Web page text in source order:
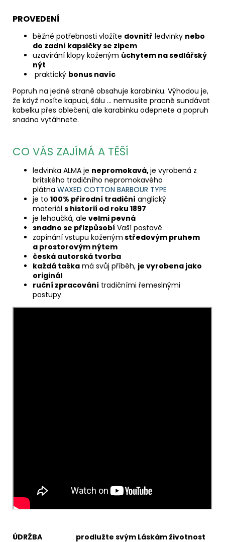
PROVEDENÍ
běžné potřebnosti vložíte dovnitř ledvinky nebo
do zadní kapsičky se zipem
uzavírání klopy koženým úchytem na sedlářský
nýt
praktický bonus navíc
Popruh na jedné straně obsahuje karabinku. Výhodou je,
že když nosíte kapuci, šálu ... nemusíte pracně sundávat
kabelku přes oblečení, ale karabinku odepnete a popruh
snadno vytáhnete.
CO VÁS ZAJÍMÁ A TĚŠÍ
ledvinka ALMA je nepromokavá,je vyrobená z
britského tradičního nepromokavého
plátna WAXED COTTON BARBOUR TYPE
je to 100% přírodní tradiční anglický
materiál s historií od roku 1897
je lehoučká, ale velmi pevná
snadno se přizpůsobí Vaší postavě
zapínání vstupu koženým středovým pruhem
a prostorovým nýtem
česká autorská tvorba
každá taška má svůj příběh, je vyrobena jako
originál
ruční zpracování tradičními řemeslnými
postupy
ÚDRŽBA
prodlužte svým Láskám životnost